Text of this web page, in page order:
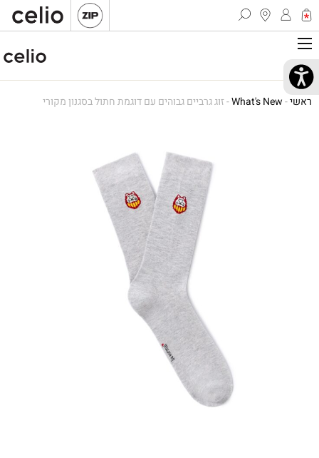
ראשי-
What's New
-זוג גרביים גבוהים עם דוגמת חתול בסגנון מקורי